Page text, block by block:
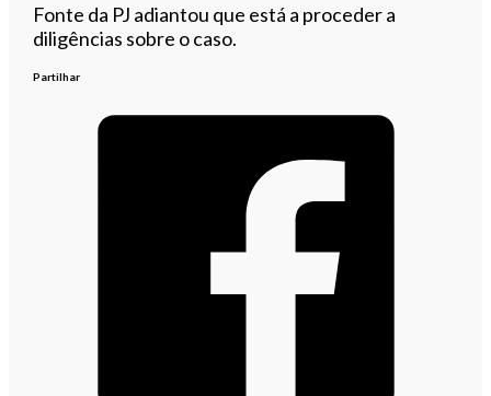
Fonte da PJ adiantou que está a proceder a
diligências sobre o caso.
Partilhar